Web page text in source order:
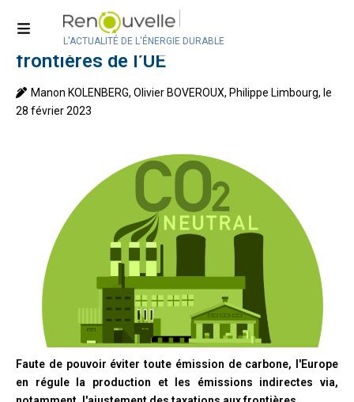
L'ACTUALITÉ DE L'ÉNERGIE DURABLE
Ajustement de la Taxe carbone aux
frontières de l’UE
Manon KOLENBERG, Olivier BOVEROUX, Philippe Limbourg, le
28 février 2023
Faute de pouvoir éviter toute émission de carbone, l'Europe
en régule la production et les émissions indirectes via,